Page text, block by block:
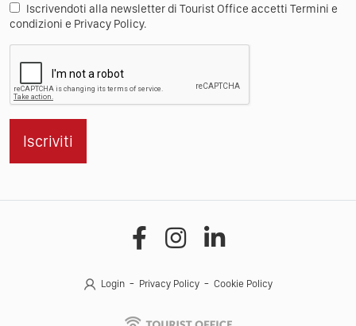
Iscrivendoti alla newsletter di Tourist Office accetti Termini e
condizioni e Privacy Policy.
Iscriviti
Login Privacy Policy Cookie Policy